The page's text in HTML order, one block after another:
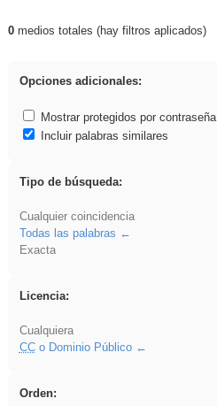
Resultados de: sumar
0medios totales (hay filtros aplicados)
Opciones adicionales:
Mostrar protegidos por contraseña
Incluir palabras similares
Tipo de búsqueda:
Cualquier coincidencia
Todas las palabras
Exacta
Licencia:
Cualquiera
CCo Dominio Público
Orden: